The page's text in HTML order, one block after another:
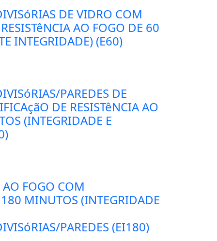
DE VIDRO COM
AO FOGO DE 60
INTEGRIDADE) (E60)
PAREDES DE
DE RESISTêNCIA AO
(INTEGRIDADE E
AO FOGO COM
MINUTOS (INTEGRIDADE
PAREDES (EI180)